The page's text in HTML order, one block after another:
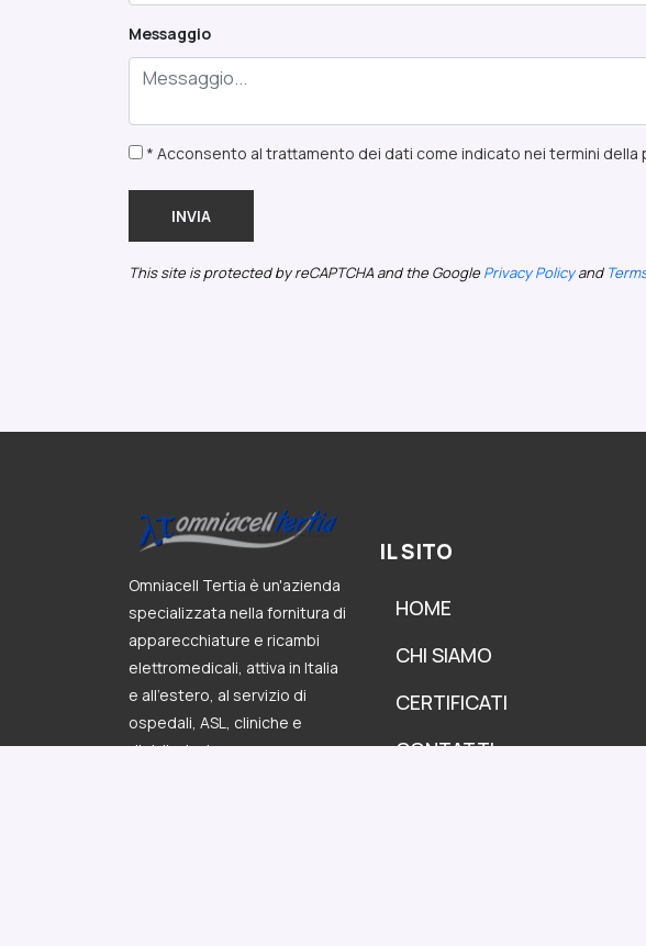
Messaggio
* Acconsento al trattamento dei dati come indicato nei termini
INVIA
This site is protected by reCAPTCHA and the Google Privacy Policyand
Omniacell Tertia è un'azienda
specializzata nella fornitura di
apparecchiature e ricambi
elettromedicali, attiva in Italia
e all’estero, al servizio di
ospedali, ASL, cliniche e
distributori.
IL SITO
HOME
CHI SIAMO
CERTIFICATI
CONTATTI